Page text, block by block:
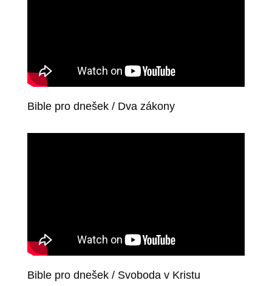
Bible pro dnešek / Dva zákony
Bible pro dnešek / Svoboda v Kristu